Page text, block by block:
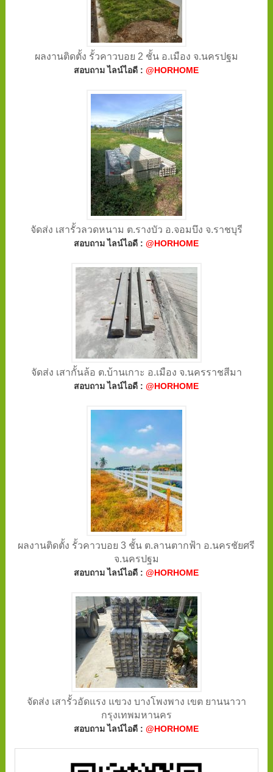
ผลงานติดตั้ง รั้วคาวบอย 2 ชั้น อ.เมือง จ.นครปฐม
สอบถาม ไลน์ไอดี :@HORHOME
จัดส่ง เสารั้วลวดหนาม ต.รางบัว อ.จอมบึง จ.ราชบุรี
สอบถาม ไลน์ไอดี :@HORHOME
จัดส่ง เสากั้นล้อ ต.บ้านเกาะ อ.เมือง จ.นครราชสีมา
สอบถาม ไลน์ไอดี :@HORHOME
ผลงานติดตั้ง รั้วคาวบอย 3 ชั้น ต.ลานตากฟ้า อ.นครชัยศรี
จ.นครปฐม
สอบถาม ไลน์ไอดี :@HORHOME
จัดส่ง เสารั้วอัดแรง แขวง บางโพงพาง เขต ยานนาวา
กรุงเทพมหานคร
สอบถาม ไลน์ไอดี :@HORHOME